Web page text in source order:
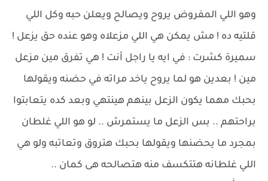
وهو اللي المفروض يروح ويصالح ويعلن حبه وكل اللي
قلتيه ده ! مش يمكن هي اللي مزعلاه وهو عنده حق يزعل !
سميرة كشرت : في ايه يا راجل أنت ! هي تفرق مين مزعل
مين ! بعدين هو لما يروح ياخد مراته في حضنه ويقولها
بحبك مهما يكون الزعل بينهم هينتهي وبعد كده يتعابتوا
براحتهم .. بس الزعل ما يستمرش .. لو هو اللي غلطان
بمجرد ما يحضنها ويقولها بحبك هتروق وتعاتبه ولو هي
اللي غلطانه هتتكسف منه هتصالحه هى كمان ..